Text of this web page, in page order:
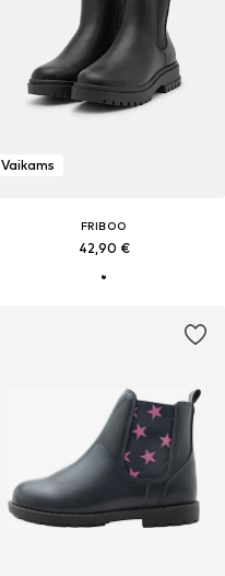
Vaikams
FRIBOO
42,90 €